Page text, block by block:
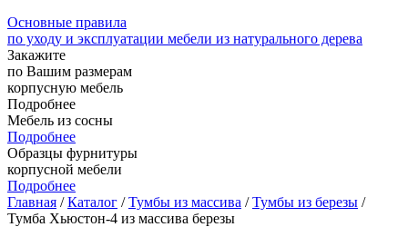
Основные правила
по уходу и эксплуатации мебели из натурального дерева
Закажите
по Вашим размерам
корпусную мебель
Подробнее
Мебель из сосны
Подробнее
Образцы фурнитуры
корпусной мебели
Подробнее
Главная /Каталог /Тумбы из массива /Тумбы из березы /
Тумба Хьюстон-4 из массива березы